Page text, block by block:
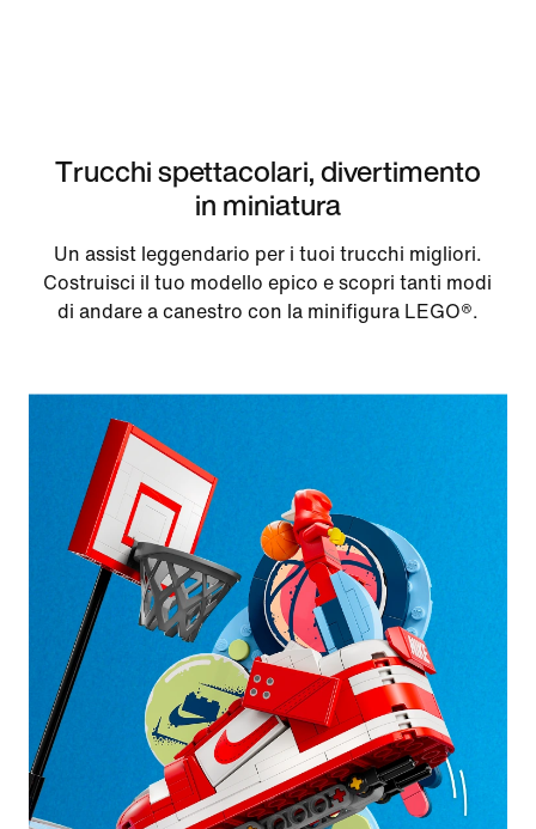
Trucchi spettacolari, divertimento
in miniatura
Un assist leggendario per i tuoi trucchi migliori.
Costruisci il tuo modello epico e scopri tanti modi
di andare a canestro con la minifigura LEGO®.